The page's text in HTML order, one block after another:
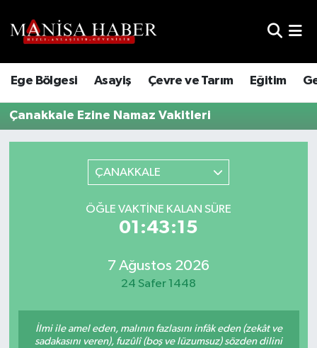
Ege Bölgesi Asayiş Çevre ve Tarım Eğitim
Çanakkale Ezine Namaz Vakitleri
ÇANAKKALE
ÖĞLE VAKTINE KALAN SÜRE
01:43:15
7 Ağustos 2026
24 Safer 1448
İlmi ile amel eden, malının fazlasını infâk eden (zekât ve
sadakasını veren), fuzûlî (boş ve lüzumsuz) sözden dilini
Trafik Durumu
Tüm Manşetler